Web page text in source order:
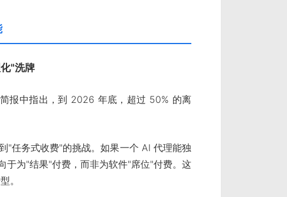
"洗牌
报中指出，到 2026 年底，超过 50% 的离
"任务式收费"的挑战。如果一个 AI 代理能独
于为"结果"付费，而非为软件"席位"付费。这
。